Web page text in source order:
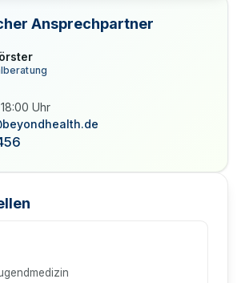
Ansprechpartner
Uhr